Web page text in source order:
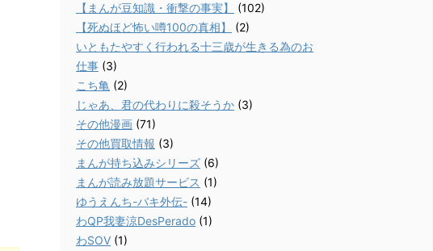
【まんが豆知識・衝撃の事実】
(102)
【死ぬほど怖い噂100の真相】
(2)
いともたやすく行われる十三歳が生きる為のお
仕事 (3)
こち亀 (2)
じゃあ、君の代わりに殺そうか (3)
その他漫画 (71)
その他買取情報 (3)
まんが持ち込みシリーズ (6)
まんが読み放題サービス (1)
ゆうえんち-バキ外伝- (14)
わQP我妻涼DesPerado (1)
わSOV (1)